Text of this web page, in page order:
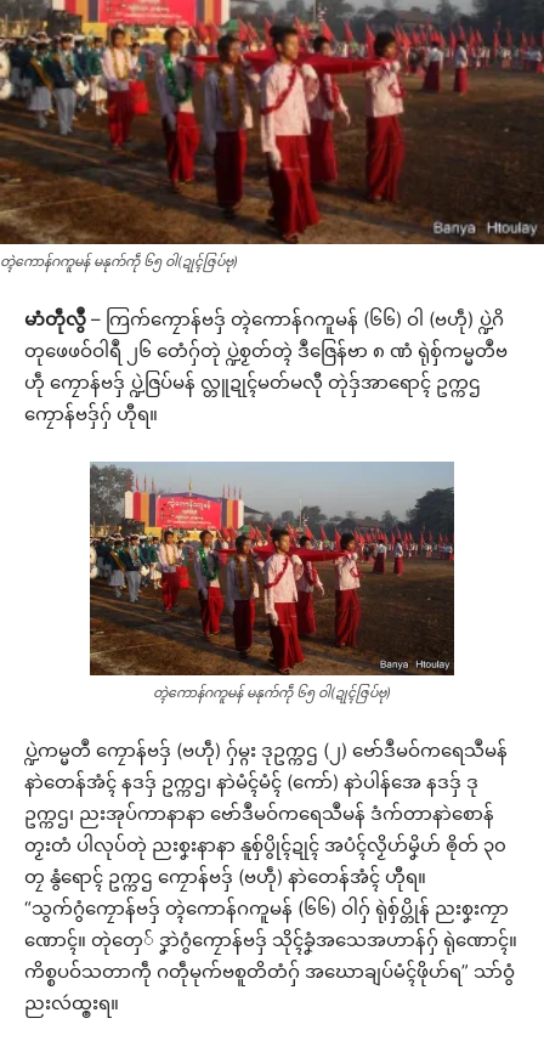
တ္ၚဲကောန်ဂကူမန် မနုက်ကဵု ၆၅ ဝါ(ဍုၚ်ဇြပ်ဗု)
မာံတဵုလွဳ – ကြက်ကၠောန်ဗဒှ် တ္ၚဲကောန်ဂကူမန် (၆၆) ဝါ (ဗဟဵု) ပ္ဍဲဂိ
တုဖေဖဝ်ဝါရဳ ၂၆ တေံဂှ်တုဲ ပ္ဍဲစၟတ်တ္ၚဲ ဒဳဇြေန်ဗာ ၈ ဏံ ရုဲစှ်ကမ္မတဳဗ
ဟဵု ကၠောန်ဗဒှ် ပ္ဍဲဇြပ်မန် လ္တူဍုၚ်မတ်မလီု တုဲဒှ်အာရောၚ် ဥက္ကဌ
ကၠောန်ဗဒှ်ဂှ် ဟီုရ။
တ္ၚဲကောန်ဂကူမန် မနုက်ကဵု ၆၅ ဝါ(ဍုၚ်ဇြပ်ဗု)
ပ္ဍဲကမ္မတဳ ကၠောန်ဗဒှ် (ဗဟဵု) ဂှ်မ္ဂး ဒုဥက္ကဌ (၂) ဗော်ဒဳမဝ်ကရေသဳမန်
နာဲတေန်အံၚ် နဒဒှ် ဥက္ကဌ၊ နာဲမံၚ်မံၚ် (ကော်) နာဲပါန်အေ နဒဒှ် ဒု
ဥက္ကဌ၊ ညးအုပ်ကာနာနာ ဗော်ဒဳမဝ်ကရေသဳမန် ဒံက်တာနာဲစောန်
တၟးတံ ပါလုပ်တုဲ ညးစၞးနာနာ နူစှ်ပွိုၚ်ဍုၚ် အပံၚ်လၟိဟ်မၞိဟ် ၜိုတ် ၃၀
တၠ နွံရောၚ် ဥက္ကဌ ကၠောန်ဗဒှ် (ဗဟဵု) နာဲတေန်အံၚ် ဟီုရ။
“သွက်ဂွံကၠောန်ဗဒှ် တ္ၚဲကောန်ဂကူမန် (၆၆) ဝါဂှ် ရုဲစှ်ပ္တိုန် ညးစၞးကၠာ
ဏောၚ်။ တုဲတှေ် ဒၞာဲဂွံကၠောန်ဗဒှ် သိုၚ်ခၞံအသေအဟာန်ဂှ် ရုဲဏောၚ်။
ကိစ္စပဝ်သတာကဵု ဂတဵုမုက်ဗစူတိတံဂှ် အဃောချပ်မံၚ်ဖိုဟ်ရ” သာ်ဝွံ
ညးလဴထ္ၜးရ။